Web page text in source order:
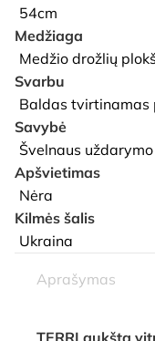
54cm
Medžiaga
Medžio drožlių
Svarbu
Baldas tvirtinamas
Savybė
Švelnaus
Apšvietimas
Nėra
Kilmės šalis
Ukraina
Aprašymas
TERRI aukšta